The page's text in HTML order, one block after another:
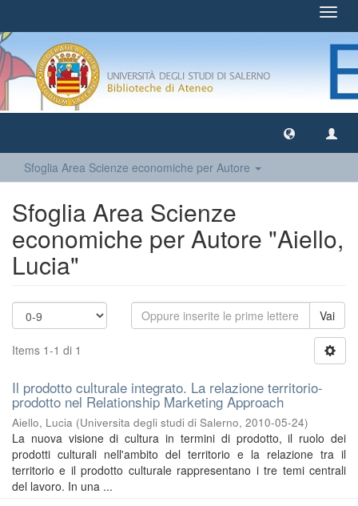
Sfoglia Area Scienze economiche per Autore
Sfoglia Area Scienze
economiche per Autore "Aiello,
Lucia"
Vai
Items 1-1 di 1
Il prodotto culturale integrato. La relazione territorio-
prodotto nel Relationship Marketing Approach
Aiello, Lucia (Universita degli studi di Salerno, 2010-05-24)
La nuova visione di cultura in termini di prodotto, il ruolo dei
prodotti culturali nell'ambito del territorio e la relazione tra il
territorio e il prodotto culturale rappresentano i tre temi centrali
del lavoro. In una ...